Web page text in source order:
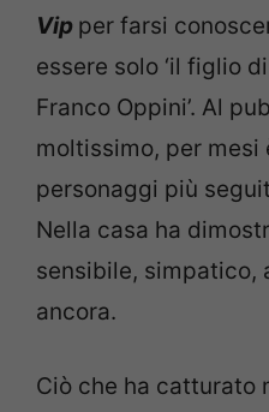
Vip per farsi
essere solo ‘il figlio
Franco Oppini’. Al
moltissimo, per mesi
personaggi più
Nella casa ha
sensibile, simpatico,
ancora.
Ciò che ha catturato